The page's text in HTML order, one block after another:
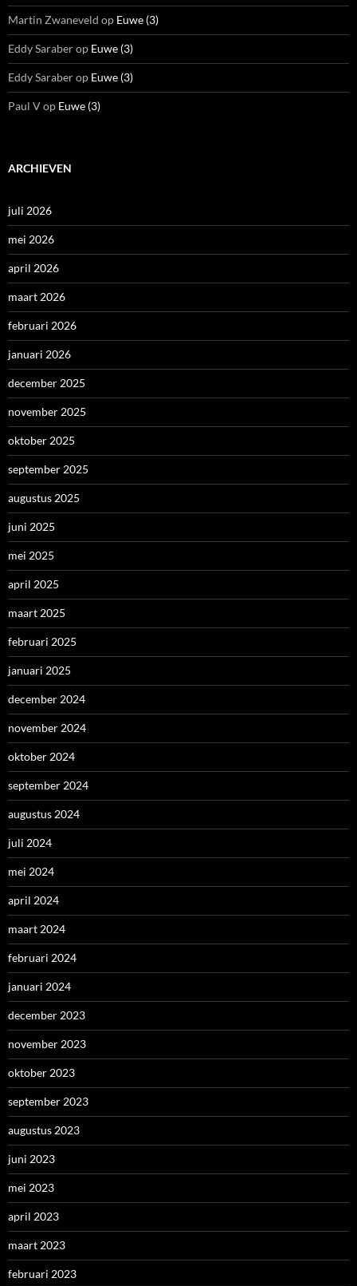
Martin Zwaneveld op Euwe (3)
Eddy Saraberop Euwe (3)
Eddy Saraberop Euwe (3)
Paul Vop Euwe (3)
ARCHIEVEN
juli 2026
mei 2026
april 2026
maart 2026
februari 2026
januari 2026
december 2025
november 2025
oktober 2025
september 2025
augustus 2025
juni 2025
mei 2025
april 2025
maart 2025
februari 2025
januari 2025
december 2024
november 2024
oktober 2024
september 2024
augustus 2024
juli 2024
mei 2024
april 2024
maart 2024
februari 2024
januari 2024
december 2023
november 2023
oktober 2023
september 2023
augustus 2023
juni 2023
mei 2023
april 2023
maart 2023
februari 2023